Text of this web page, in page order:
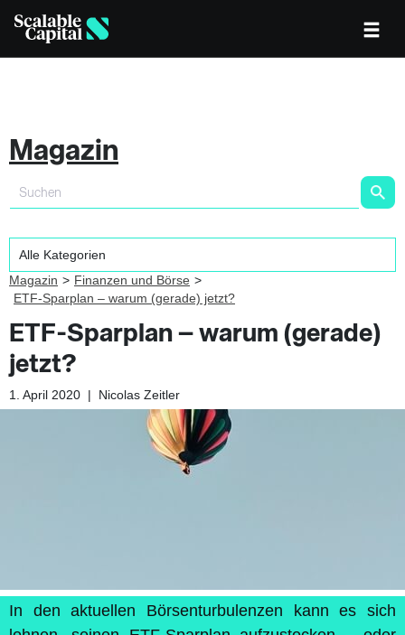
Magazin
Magazin
Finanzen und Börse
ETF-Sparplan – warum (gerade) jetzt?
ETF-Sparplan – warum (gerade)
jetzt?
1. April 2020 | Nicolas Zeitler
In den aktuellen Börsenturbulenzen kann es sich